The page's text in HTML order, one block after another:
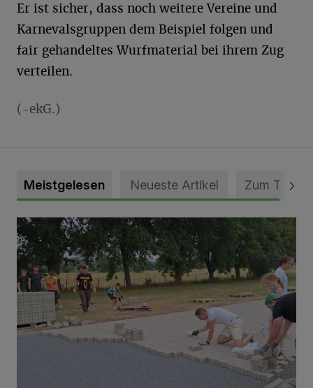
Er ist sicher, dass noch weitere Vereine und
Karnevalsgruppen dem Beispiel folgen und
fair gehandeltes Wurfmaterial bei ihrem Zug
verteilen.
(-ekG.)
Meistgelesen Neueste Artikel Zum Thema
Pünktlich zum Schützenfest den Weg zum Festzelt